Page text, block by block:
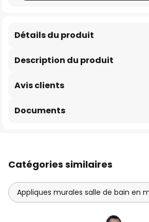
Description du produit
Détails du produit
Avis clients
Documents
Catégories similaires
Appliques murales salle de bain en